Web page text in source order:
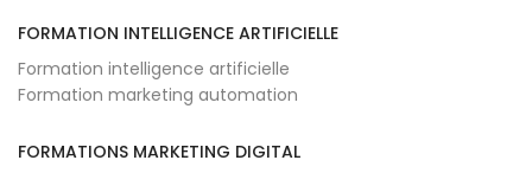
FORMATION INTELLIGENCE ARTIFICIELLE
Formation intelligence artificielle
Formation marketing automation
FORMATIONS MARKETING DIGITAL